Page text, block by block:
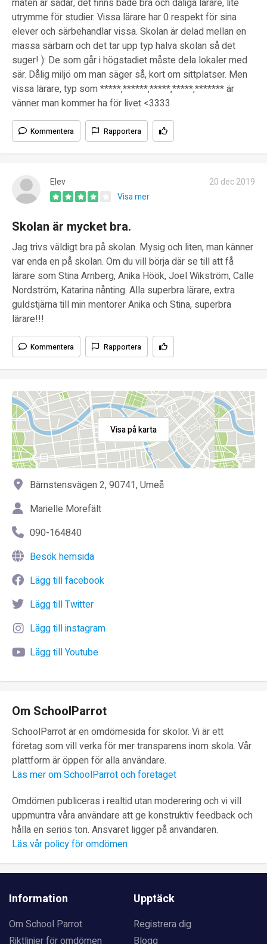
maten är sådär, det finns både bra och dåliga lärare, lite
utrymme för studier. Vissa lärare har 0 respekt för sina
elever och särbehandlar vissa. Skolan är delad mellan en
massa särbarn och det tar upp typ halva skolan så det
suger! ): De som går i högstadiet måste dela lokaler med
sär. Dålig miljö om man säger så, kort om sittplatser. Men
vissa lärare, typ som *****,******,*****,*****,******* är
vänner man kommer ha för livet <3333
Kommentera Rapportera
Elev
20 dec 2019
Visa mer
Skolan är mycket bra.
Jag trivs väldigt bra på skolan. Mysig och liten, man känner
var enda en på skolan. Om du vill börja där se till att få
lärare som Stina Arnberg, Anika Höök, Joel Wikström, Calle
Nordström, Katarina nånting. Alla superbra lärare, extra
guldstjärna till min mentorer Anika och Stina, superbra
lärare!!!
Kommentera Rapportera
Visa på karta
Bärnstensvägen 2, 90741, Umeå
Marielle Morefält
090-164840
Besök hemsida
Lägg till facebook
Lägg till Twitter
Lägg till instagram
Lägg till Youtube
Om SchoolParrot
SchoolParrot är en omdömesida för skolor. Vi är ett
företag som vill verka för mer transparens inom skola. Vår
plattform är öppen för alla användare.
Läs mer om SchoolParrot och företaget
Omdömen publiceras i realtid utan moderering och vi vill
uppmuntra våra användare att ge konstruktiv feedback och
hålla en seriös ton. Ansvaret ligger på användaren.
Läs vår policy för omdömen
Information
Om School Parrot
Riktlinjer för omdömen
Upptäck
Registrera dig
Blogg